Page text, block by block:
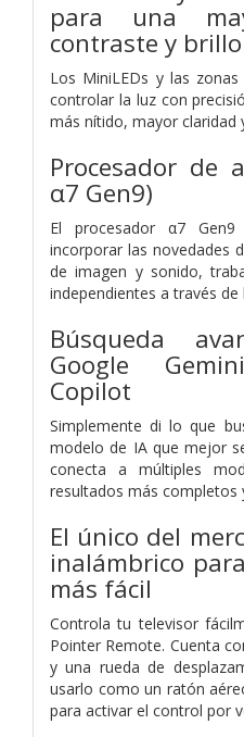
para una
contraste y brillo
Los MiniLEDs y las
controlar la luz con
más nítido, mayor claridad
Procesador de
α7 Gen9)
El procesador α7
incorporar las novedades
de imagen y sonido,
independientes a través
Búsqueda
Google
Copilot
Simplemente di lo que
modelo de IA que mejor
conecta a múltiples
resultados más completos
El único del
inalámbrico
más fácil
Controla tu televisor
Pointer Remote. Cuenta
y una rueda de
usarlo como un ratón
para activar el control por